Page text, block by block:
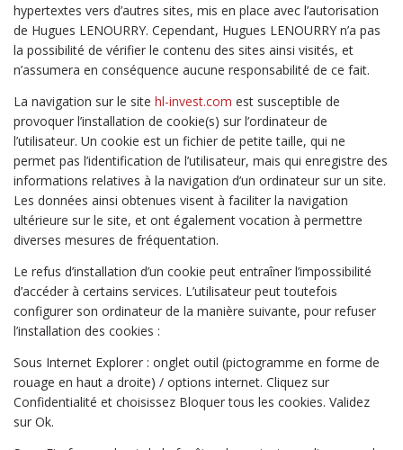
hypertextes vers d’autres sites, mis en place avec l’autorisation
de Hugues LENOURRY. Cependant, Hugues LENOURRY n’a pas
la possibilité de vérifier le contenu des sites ainsi visités, et
n’assumera en conséquence aucune responsabilité de ce fait.
La navigation sur le site hl-invest.com est susceptible de
provoquer l’installation de cookie(s) sur l’ordinateur de
l’utilisateur. Un cookie est un fichier de petite taille, qui ne
permet pas l’identification de l’utilisateur, mais qui enregistre des
informations relatives à la navigation d’un ordinateur sur un site.
Les données ainsi obtenues visent à faciliter la navigation
ultérieure sur le site, et ont également vocation à permettre
diverses mesures de fréquentation.
Le refus d’installation d’un cookie peut entraîner l’impossibilité
d’accéder à certains services. L’utilisateur peut toutefois
configurer son ordinateur de la manière suivante, pour refuser
l’installation des cookies :
Sous Internet Explorer : onglet outil (pictogramme en forme de
rouage en haut a droite) / options internet. Cliquez sur
Confidentialité et choisissez Bloquer tous les cookies. Validez
sur Ok.